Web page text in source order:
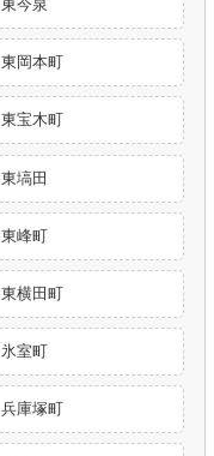
東今泉
東岡本町
東宝木町
東塙田
東峰町
東横田町
氷室町
兵庫塚町